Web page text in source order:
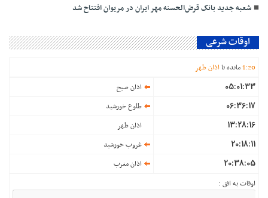
شعبه جدید بانک قرض‌الحسنه مهر ایران در مریوان افتتاح شد
اوقات شرعی
1:20 مانده تا اذان ظهر
05:01:33 اذان صبح
06:36:17 طلوع خورشید
13:28:16 اذان ظهر
20:18:11 غروب خورشید
20:38:05
اذان مغرب
اوقات به افق :